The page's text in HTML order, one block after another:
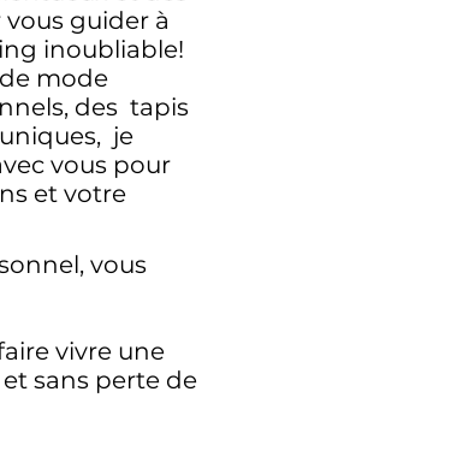
guider à
inoubliable!
mode
des tapis
je
vous pour
et votre
vous
vivre une
sans perte de